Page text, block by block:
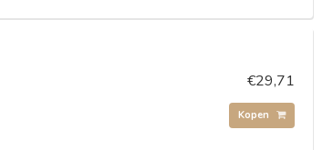
€29,71
Kopen